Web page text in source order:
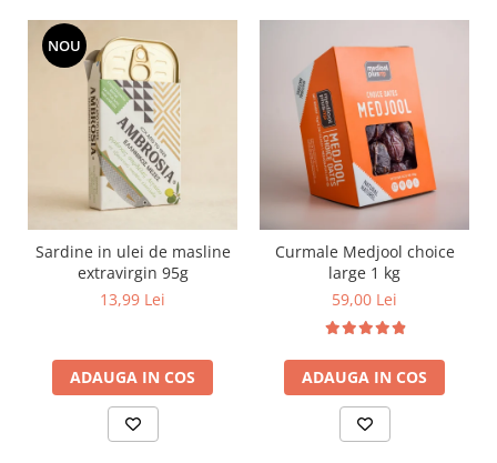
NOU
Sardine in ulei de masline
extravirgin 95g
13,99 Lei
ADAUGA IN COS
Curmale Medjool choice
large 1 kg
59,00 Lei
ADAUGA IN COS